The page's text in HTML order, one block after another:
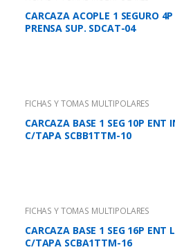
CARCAZA ACOPLE 1 SEGURO 4P
PRENSA SUP. SDCAT-04
FICHAS Y TOMAS MULTIPOLARES
CARCAZA BASE 1 SEG 10P ENT
C/TAPA SCBB1TTM-10
FICHAS Y TOMAS MULTIPOLARES
CARCAZA BASE 1 SEG 16P ENT
C/TAPA SCBA1TTM-16